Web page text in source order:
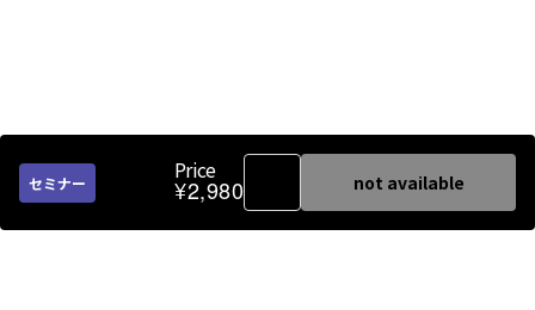
セミナー Price
¥2,980 not available